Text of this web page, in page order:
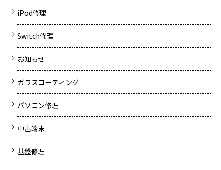
iPod修理
Switch修理
お知らせ
ガラスコーティング
パソコン修理
中古端末
基盤修理